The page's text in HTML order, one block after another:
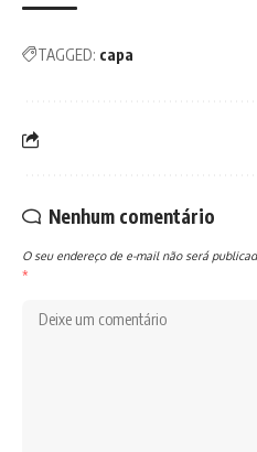
TAGGED: capa
Nenhum comentário
O seu endereço de e-mail não será
*